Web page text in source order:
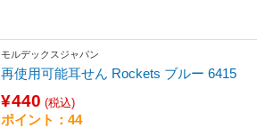
モルデックスジャパン
再使用可能耳せん Rockets ブルー 6415
¥440 (税込)
ポイント：44